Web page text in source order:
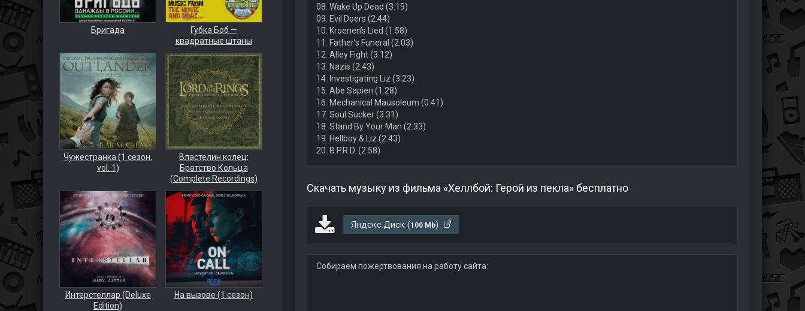
Бригада
Губка Боб —
квадратные штаны
Чужестранка (1 сезон,
vol. 1)
Властелин колец:
Братство Кольца
(Complete Recordings)
Интерстеллар (Deluxe
Edition)
На вызове (1 сезон)
08. Wake Up Dead (3:19)
09. Evil Doers (2:44)
10. Kroenen’s Lied (1:58)
11. Father’s Funeral (2:03)
12. Alley Fight (3:12)
13. Nazis (2:43)
14. Investigating Liz (3:23)
15. Abe Sapien (1:28)
16. Mechanical Mausoleum (0:41)
17. Soul Sucker (3:31)
18. Stand By Your Man (2:33)
19. Hellboy & Liz (2:43)
20. B.P.R.D. (2:58)
Скачать музыку из фильма «Хеллбой: Герой из пекла» бесплатно
Яндекс.Диск (100 Mb)
Собираем пожертвования на работу сайта: